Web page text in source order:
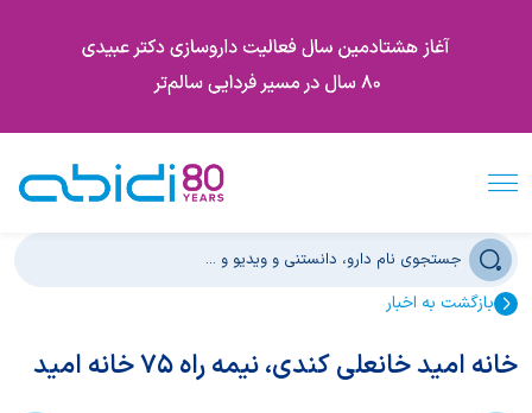
بازگشت به اخبار
خانه امید خانعلی کندی، نیمه راه 75 خانه امید